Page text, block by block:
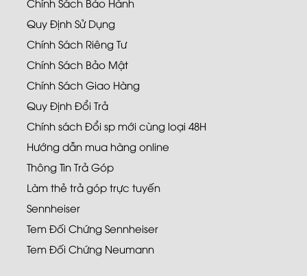
Quy Định Sử Dụng
Chính Sách Riêng Tư
Chính Sách Bảo Mật
Chính Sách Giao Hàng
Quy Định Đổi Trả
Chính sách Đổi sp mới cùng loại 48H
Hướng dẫn mua hàng online
Thông Tin Trả Góp
Làm thẻ trả góp trực tuyến
Sennheiser
Tem Đối Chứng Sennheiser
Tem Đối Chứng Neumann